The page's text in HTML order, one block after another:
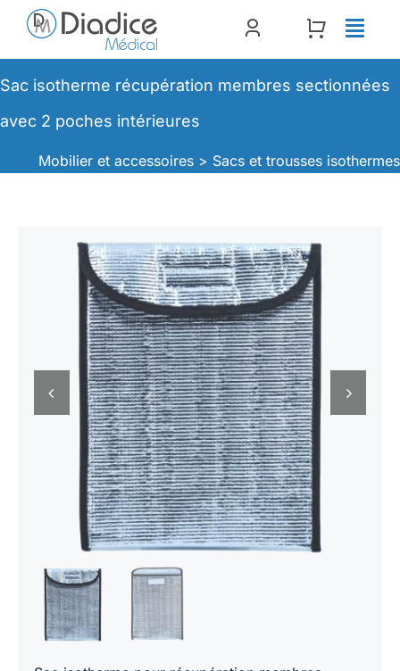
Passer
contenu
Sac isotherme récupération membres sectionnées
avec 2 poches intérieures
Mobilier et accessoires > Sacs et trousses isothermes